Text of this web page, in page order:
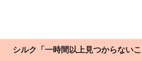
シルク「一時間以上見つからないこ